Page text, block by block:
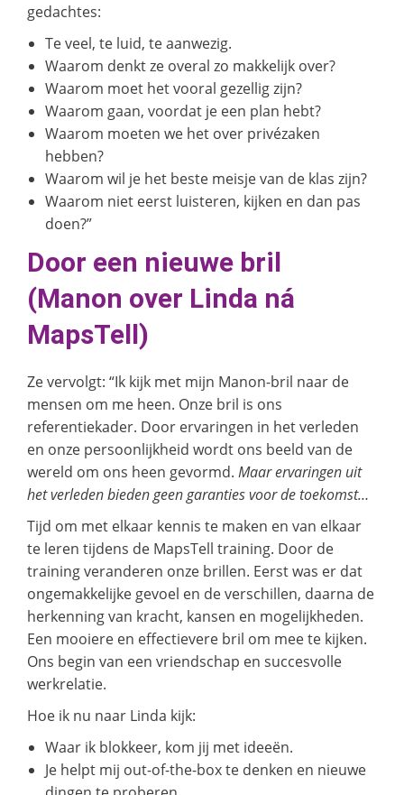
gedachtes:
Te veel, te luid, te aanwezig.
Waarom denkt ze overal zo makkelijk over?
Waarom moet het vooral gezellig zijn?
Waarom gaan, voordat je een plan hebt?
Waarom moeten we het over privézaken
hebben?
Waarom wil je het beste meisje van de klas zijn?
Waarom niet eerst luisteren, kijken en dan pas
doen?”
Door een nieuwe bril
(Manon over Linda ná
MapsTell)
Ze vervolgt: “Ik kijk met mijn Manon-bril naar de
mensen om me heen. Onze bril is ons
referentiekader. Door ervaringen in het verleden
en onze persoonlijkheid wordt ons beeld van de
wereld om ons heen gevormd. Maar ervaringen uit
het verleden bieden geen garanties voor de toekomst…
Tijd om met elkaar kennis te maken en van elkaar
te leren tijdens de MapsTell training. Door de
training veranderen onze brillen. Eerst was er dat
ongemakkelijke gevoel en de verschillen, daarna de
herkenning van kracht, kansen en mogelijkheden.
Een mooiere en effectievere bril om mee te kijken.
Ons begin van een vriendschap en succesvolle
werkrelatie.
Hoe ik nu naar Linda kijk:
Waar ik blokkeer, kom jij met ideeën.
Je helpt mij out-of-the-box te denken en nieuwe